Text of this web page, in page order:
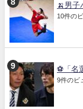
🍌男子
10件の
⚽「名
9件のビ